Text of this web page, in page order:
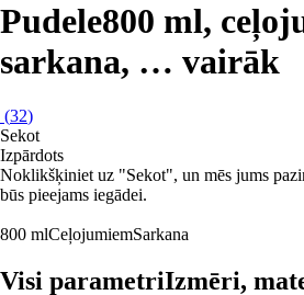
Pudele800 ml,
sarkana, … vairāk
(32)
Sekot
Izpārdots
Noklikšķiniet uz "Sekot", un mēs jums
būs pieejams iegādei.
800 mlCeļojumiemSarkana
Visi parametriIzmēri,